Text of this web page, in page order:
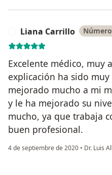
Liana Carrillo
Excelente médico, muy
explicación ha sido
mejorado mucho a mi
y le ha mejorado su
mucho, ya que trabaja
buen profesional.
4 de septiembre de 2020 • Dr. Luis